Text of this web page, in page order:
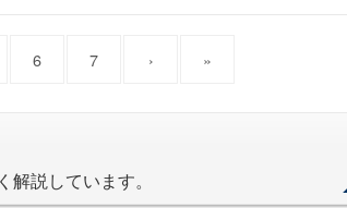
6 7 › »
説しています。